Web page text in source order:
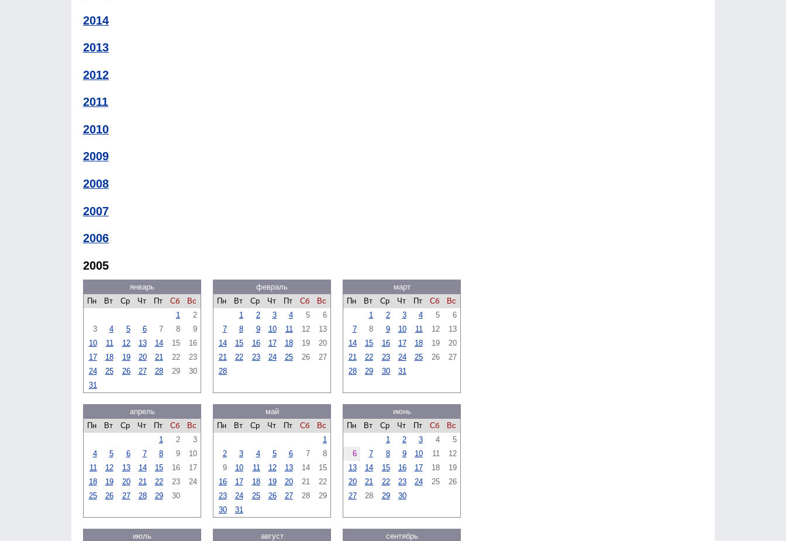
2014
2013
2012
2011
2010
2009
2008
2007
2006
2005
январь
Пн
Вт Ср Чт Пт Сб
Вс
1
2
3
4 5 6 7 8
9
10
11 12 13 14 15
16
17
18 19 20 21 22
23
24
25 26 27 28 29
30
31
февраль
Пн
Вт Ср Чт Пт Сб
Вс
1
2 3 4 5
6
7
8 9 10 11 12
13
14
15 16 17 18 19
20
21
22 23 24 25 26
27
28
март
Пн
Вт Ср Чт Пт Сб
Вс
1
2 3 4 5
6
7
8 9 10 11 12
13
14
15 16 17 18 19
20
21
22 23 24 25 26
27
28
29 30 31
апрель
Пн
Вт Ср Чт Пт Сб
Вс
1
2
3
4
5 6 7 8 9
10
11
12 13 14 15 16
17
18
19 20 21 22 23
24
25
26 27 28 29 30
май
Пн
Вт Ср Чт Пт Сб
Вс
1
2
3 4 5 6 7
8
9
10 11 12 13 14
15
16
17 18 19 20 21
22
23
24 25 26 27 28
29
30
31
июнь
Пн
Вт Ср Чт Пт Сб
Вс
1
2 3 4
5
6
7 8 9 10 11
12
13
14 15 16 17 18
19
20
21 22 23 24 25
26
27
28 29 30
июль
август
сентябрь